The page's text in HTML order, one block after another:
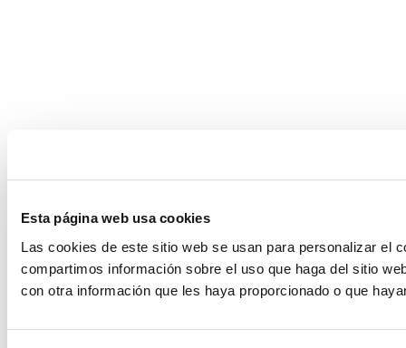
Esta página web usa cookies
Las cookies de este sitio web se usan para personalizar el
compartimos información sobre el uso que haga del sitio
con otra información que les haya proporcionado o que